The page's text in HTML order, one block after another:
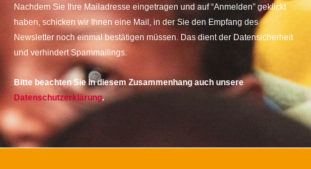
Nachdem Sie Ihre Mailadresse eingetragen und auf “Anmelden” geklickt
haben, schicken wir Ihnen eine Mail, in der Sie den Empfang des
Newsletter noch einmal bestätigen müssen. Das dient der Datensicherheit
und verhindert Spammailings.
Bitte beachten Sie in diesem Zusammenhang auch unsere
Datenschutzerklärung.